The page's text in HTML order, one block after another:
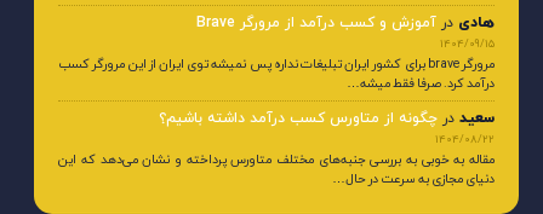
هادی در آموزش و کسب درآمد از مرورگر Brave
1404/09/15
مرورگر brave برای کشور ایران تبلیغات نداره پس نمیشه توی ایران از این مرورگر کسب
درآمد کرد. صرفا فقط میشه…
سعید در چگونه از متاورس کسب درآمد داشته باشیم؟
1404/08/22
مقاله به خوبی به بررسی جنبه‌های مختلف متاورس پرداخته و نشان می‌دهد که این
دنیای مجازی به سرعت در حال…